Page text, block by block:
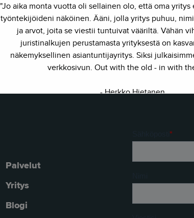
Palvelut
Yritys
Blogi
"Jo aika monta vuotta oli sellainen olo, että oma
työntekijöideni näköinen. Ääni, jolla yritys puhuu,
ja arvot, joita se viestii tuntuivat vääriltä. Vähän
juristinalkujen perustamasta yrityksestä on
näkemyksellinen asiantuntijayritys. Siksi
verkkosivun. Out with the old - in with
- Herkko Hietanen